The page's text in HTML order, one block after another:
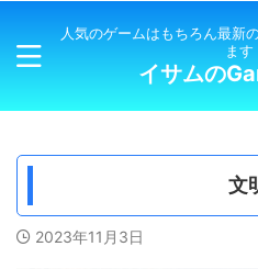
人気のゲームはもちろん最新
ます
イサムの
文
2023年11月3日